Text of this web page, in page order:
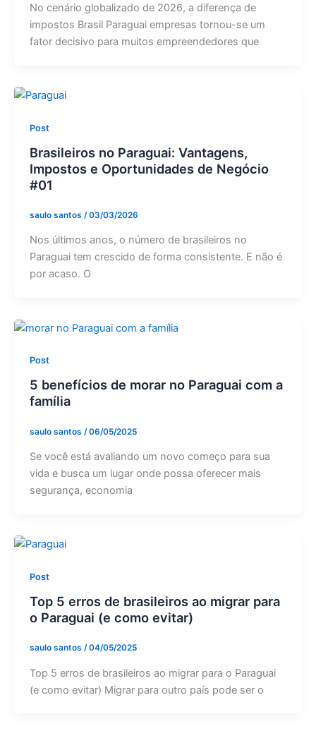
No cenário globalizado de 2026, a diferença de
impostos Brasil Paraguai empresas tornou-se um
fator decisivo para muitos empreendedores que
Post
Brasileiros no Paraguai: Vantagens,
Impostos e Oportunidades de Negócio
#01
saulo santos /03/03/2026
Nos últimos anos, o número de brasileiros no
Paraguai tem crescido de forma consistente. E não é
por acaso. O
Post
5 benefícios de morar no Paraguai com a
família
saulo santos /06/05/2025
Se você está avaliando um novo começo para sua
vida e busca um lugar onde possa oferecer mais
segurança, economia
Post
Top 5 erros de brasileiros ao migrar para
o Paraguai (e como evitar)
saulo santos /04/05/2025
Top 5 erros de brasileiros ao migrar para o Paraguai
(e como evitar) Migrar para outro país pode ser o